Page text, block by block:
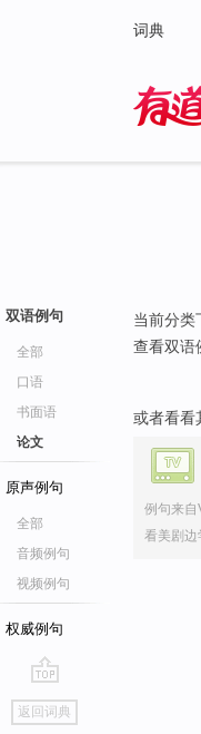
词典
双语例句
全部
口语
书面语
论文
原声例句
全部
音频例句
视频例句
权威例句
go
top
返回词典
当前分类
查看双语
或者看看
例句来自
看美剧边